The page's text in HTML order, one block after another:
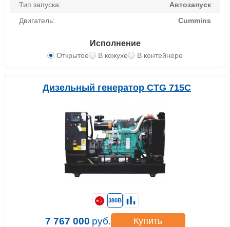
Тип запуска:
Автозапуск
Двигатель:
Cummins
Исполнение
Открытое В кожухе В контейнере
Дизельный генератор CTG 715C
380В
7 767 000 руб. Купить